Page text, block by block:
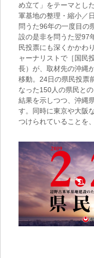
め立て」をテーマとし
軍基地の整理・縮小／
問うた96年の一度目の
設の是非を問うた翌97
民投票にも深くかかわ
ャーナリストで［国民
長）が、取材先の沖縄
移動。24日の県民投票
なった150人の県民と
結果を示しつつ、沖縄
す。同時に東京や大阪
つけられていることを